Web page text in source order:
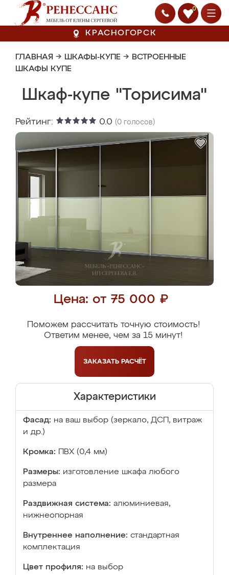
0
КРАСНОГОРСК
ГЛАВНАЯ → ШКАФЫ-КУПЕ → ВСТРОЕННЫЕ
ШКАФЫ КУПЕ
Шкаф-купе "Торисима"
Рейтинг: 0.0 (0 голосов)
Цена: от 75 000 ₽
Поможем рассчитать точную стоимость!
Ответим менее, чем за 15 минут!
ЗАКАЗАТЬ РАСЧЁТ
Характеристики
Фасад: на ваш выбор (зеркало, ДСП, витраж
и др.)
Кромка: ПВХ (0,4 мм)
Размеры: изготовление шкафа любого
размера
Раздвижная система: алюминиевая,
нижнеопорная
Внутреннее наполнение: стандартная
комплектация
Цвет профиля: на выбор